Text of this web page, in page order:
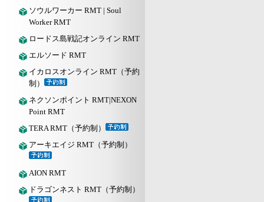
ソウルワーカー RMT | Soul
Worker RMT
ロードス島戦記オンライン RMT
エルソード RMT
イカロスオンライン RMT（予約
制）
ネクソンポイント RMT|NEXON
Point RMT
TERA RMT（予約制）
アーキエイジ RMT（予約制）
AION RMT
ドラゴンネスト RMT（予約制）